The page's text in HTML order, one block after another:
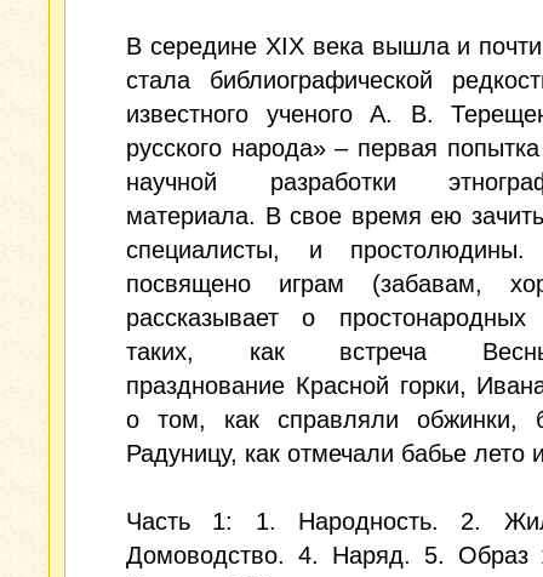
В середине XIX века вышла и
стала библиографической
известного ученого А. В.
русского народа» – первая
научной разработки
материала. В свое время ею
специалисты, и простолюдины.
посвящено играм (забавам,
рассказывает о простонародных
таких, как встреча Весны-
празднование Красной горки,
о том, как справляли обжинки,
Радуницу, как отмечали бабье лето
Часть 1: 1. Народность. 2.
Домоводство. 4. Наряд. 5. Образ